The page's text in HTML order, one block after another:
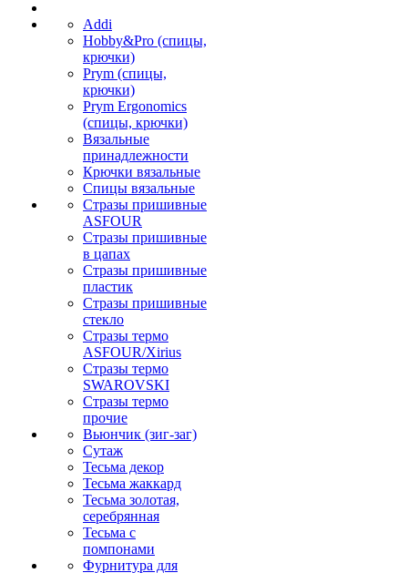
Addi
Hobby&Pro (спицы,
крючки)
Prym (спицы,
крючки)
Prym Ergonomics
(спицы, крючки)
Вязальные
принадлежности
Крючки вязальные
Спицы вязальные
Стразы пришивные
ASFOUR
Стразы пришивные
в цапах
Стразы пришивные
пластик
Стразы пришивные
стекло
Стразы термо
ASFOUR/Xirius
Стразы термо
SWAROVSKI
Стразы термо
прочие
Вьюнчик (зиг-заг)
Сутаж
Тесьма декор
Тесьма жаккард
Тесьма золотая,
серебрянная
Тесьма с
помпонами
Фурнитура для